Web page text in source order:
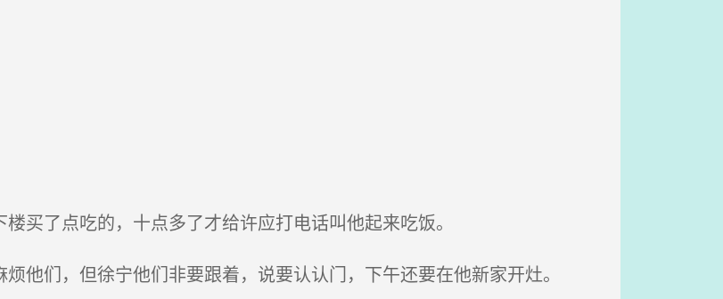
买了点吃的，十点多了才给许应打电话叫他起来吃饭。
他们，但徐宁他们非要跟着，说要认认门，下午还要在他新家开灶。